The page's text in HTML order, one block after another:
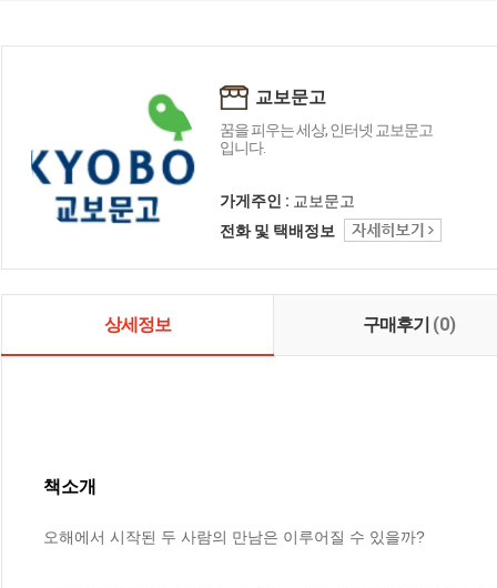
교보문고
꿈을 피우는 세상, 인터넷 교보문고
입니다.
가게주인 : 교보문고
전화 및 택배정보
상세정보 구매후기 (0)
책소개
오해에서 시작된 두 사람의 만남은 이루어질 수 있을까?